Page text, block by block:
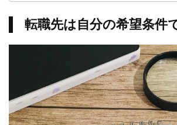
転職先は自分の希望条件